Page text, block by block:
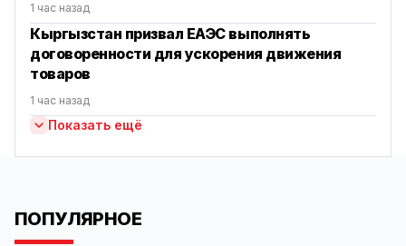
1 час назад
Кыргызстан призвал ЕАЭС выполнять
договоренности для ускорения движения
товаров
1 час назад
Показать ещё
ПОПУЛЯРНОЕ